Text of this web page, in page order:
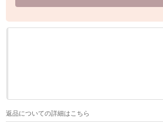
返品についての詳細はこちら